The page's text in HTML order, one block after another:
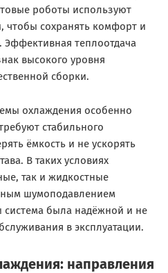
роботы используют
чтобы сохранять комфорт и
Эффективная теплоотдача
высокого уровня
сборки.
охлаждения особенно
стабильного
ёмкость и не ускорять
В таких условиях
так и жидкостные
шумоподавлением
система была надёжной и не
в эксплуатации.
направления